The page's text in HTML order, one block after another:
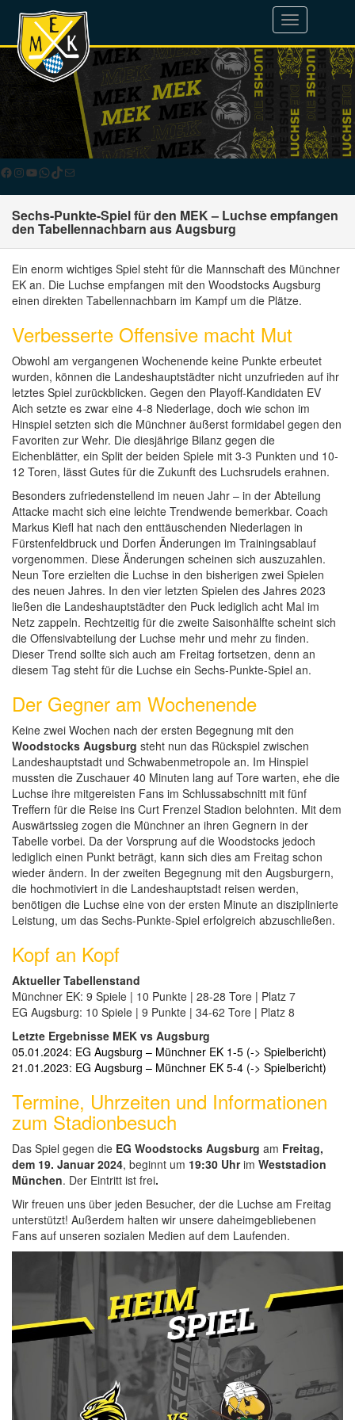
Toggle
navigation
Facebook
Instagram
YouTube
WhatsApp
TikTok
E-Mail
Sechs-Punkte-Spiel für den MEK – Luchse empfangen
den Tabellennachbarn aus Augsburg
Ein enorm wichtiges Spiel steht für die Mannschaft des Münchner
EK an. Die Luchse empfangen mit den Woodstocks Augsburg
einen direkten Tabellennachbarn im Kampf um die Plätze.
Verbesserte Offensive macht Mut
Obwohl am vergangenen Wochenende keine Punkte erbeutet
wurden, können die Landeshauptstädter nicht unzufrieden auf ihr
letztes Spiel zurückblicken. Gegen den Playoff-Kandidaten EV
Aich setzte es zwar eine 4-8 Niederlage, doch wie schon im
Hinspiel setzten sich die Münchner äußerst formidabel gegen den
Favoriten zur Wehr. Die diesjährige Bilanz gegen die
Eichenblätter, ein Split der beiden Spiele mit 3-3 Punkten und 10-
12 Toren, lässt Gutes für die Zukunft des Luchsrudels erahnen.
Besonders zufriedenstellend im neuen Jahr – in der Abteilung
Attacke macht sich eine leichte Trendwende bemerkbar. Coach
Markus Kiefl hat nach den enttäuschenden Niederlagen in
Fürstenfeldbruck und Dorfen Änderungen im Trainingsablauf
vorgenommen. Diese Änderungen scheinen sich auszuzahlen.
Neun Tore erzielten die Luchse in den bisherigen zwei Spielen
des neuen Jahres. In den vier letzten Spielen des Jahres 2023
ließen die Landeshauptstädter den Puck lediglich acht Mal im
Netz zappeln. Rechtzeitig für die zweite Saisonhälfte scheint sich
die Offensivabteilung der Luchse mehr und mehr zu finden.
Dieser Trend sollte sich auch am Freitag fortsetzen, denn an
diesem Tag steht für die Luchse ein Sechs-Punkte-Spiel an.
Der Gegner am Wochenende
Keine zwei Wochen nach der ersten Begegnung mit den
Woodstocks Augsburg steht nun das Rückspiel zwischen
Landeshauptstadt und Schwabenmetropole an. Im Hinspiel
mussten die Zuschauer 40 Minuten lang auf Tore warten, ehe die
Luchse ihre mitgereisten Fans im Schlussabschnitt mit fünf
Treffern für die Reise ins Curt Frenzel Stadion belohnten. Mit dem
Auswärtssieg zogen die Münchner an ihren Gegnern in der
Tabelle vorbei. Da der Vorsprung auf die Woodstocks jedoch
lediglich einen Punkt beträgt, kann sich dies am Freitag schon
wieder ändern. In der zweiten Begegnung mit den Augsburgern,
die hochmotiviert in die Landeshauptstadt reisen werden,
benötigen die Luchse eine von der ersten Minute an disziplinierte
Leistung, um das Sechs-Punkte-Spiel erfolgreich abzuschließen.
Kopf an Kopf
Aktueller Tabellenstand
Münchner EK: 9 Spiele | 10 Punkte | 28-28 Tore | Platz 7
EG Augsburg: 10 Spiele | 9 Punkte | 34-62 Tore | Platz 8
Letzte Ergebnisse MEK vs Augsburg
05.01.2024: EG Augsburg – Münchner EK 1-5 (-> Spielbericht)
21.01.2023: EG Augsburg – Münchner EK 5-4 (-> Spielbericht)
Termine, Uhrzeiten und Informationen
zum Stadionbesuch
Das Spiel gegen die EG Woodstocks Augsburg am Freitag,
dem 19. Januar 2024, beginnt um 19:30 Uhrim Weststadion
München. Der Eintritt ist frei.
Wir freuen uns über jeden Besucher, der die Luchse am Freitag
unterstützt! Außerdem halten wir unsere daheimgebliebenen
Fans auf unseren sozialen Medien auf dem Laufenden.